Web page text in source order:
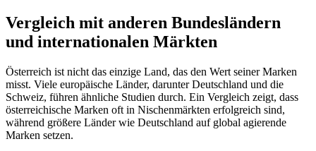
Vergleich mit anderen Bundesländern
und internationalen Märkten
Österreich ist nicht das einzige Land, das den Wert seiner Marken
misst. Viele europäische Länder, darunter Deutschland und die
Schweiz, führen ähnliche Studien durch. Ein Vergleich zeigt, dass
österreichische Marken oft in Nischenmärkten erfolgreich sind,
während größere Länder wie Deutschland auf global agierende
Marken setzen.